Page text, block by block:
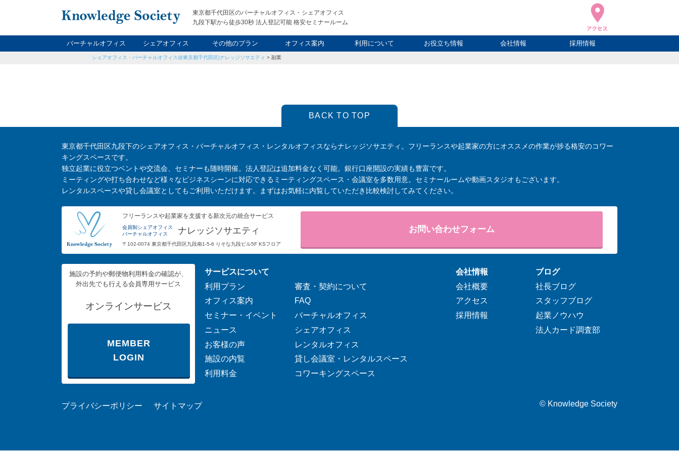
東京都千代田区のバーチャルオフィス・シェアオフィス
九段下駅から徒歩30秒 法人登記可能 格安セミナールーム
バーチャルオフィス シェアオフィス その他のプラン
レンタルオフィス
ナイト&ウィークエンド
貸し会議室
オフィス案内 利用について お役立ち情報 会社情報 採用情報
シェアオフィス・バーチャルオフィス@東京都千代田区|ナレッジソサエティ > 副業
BACK TO TOP
東京都千代田区九段下のシェアオフィス・バーチャルオフィス・レンタルオフィスならナレッジソサエティ。フリーランスや起業家の方にオススメの作業が捗る格安のコワー
キングスペースです。
独立起業に役立つベントや交流会、セミナーも随時開催。法人登記は追加料金なく可能。銀行口座開設の実績も豊富です。
ミーティングや打ち合わせなど様々なビジネスシーンに対応できるミーティングスペース・会議室を多数用意。セミナールームや動画スタジオもございます。
レンタルスペースや貸し会議室としてもご利用いただけます。まずはお気軽に内覧していただき比較検討してみてください。
フリーランスや起業家を支援する新次元の統合サービス
会員制シェアオフィス
バーチャルオフィス
ナレッジソサエティ
〒102-0074 東京都千代田区九段南1-5-6 りそな九段ビル5F KSフロア
お問い合わせフォーム
施設の予約や郵便物利用料金の確認が、
外出先でも行える会員専用サービス
オンラインサービス
MEMBER
LOGIN
サービスについて
利用プラン
オフィス案内
セミナー・イベント
ニュース
お客様の声
施設の内覧
利用料金
審査・契約について
FAQ
バーチャルオフィス
シェアオフィス
レンタルオフィス
貸し会議室・レンタルスペース
コワーキングスペース
会社情報
会社概要
アクセス
採用情報
ブログ
社長ブログ
スタッフブログ
起業ノウハウ
法人カード調査部
プライバシーポリシー サイトマップ © Knowledge Society